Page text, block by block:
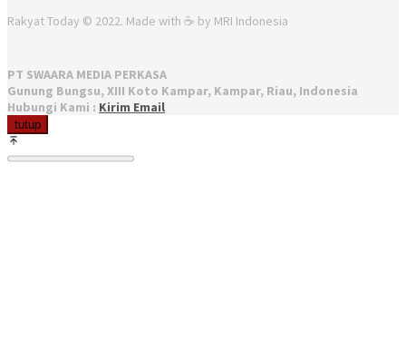
Rakyat Today © 2022. Made with ☕ by MRI Indonesia
PT SWAARA MEDIA PERKASA
Gunung Bungsu, XIII Koto Kampar, Kampar, Riau, Indonesia
Hubungi Kami : Kirim Email
tutup